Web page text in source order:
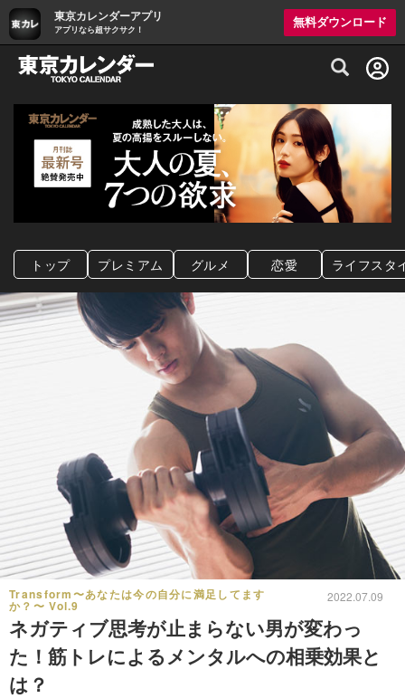
東京カレンダーアプリ
アプリなら超サクサク！
無料ダウンロード
グルメ情報・プレミアムレストラン予約
トップ プレミアム グルメ 恋愛 ライフスタ
Transform〜あなたは今の自分に満足してます
か？〜 Vol.9
2022.07.09
ネガティブ思考が止まらない男が変わっ
た！筋トレによるメンタルへの相乗効果と
は？